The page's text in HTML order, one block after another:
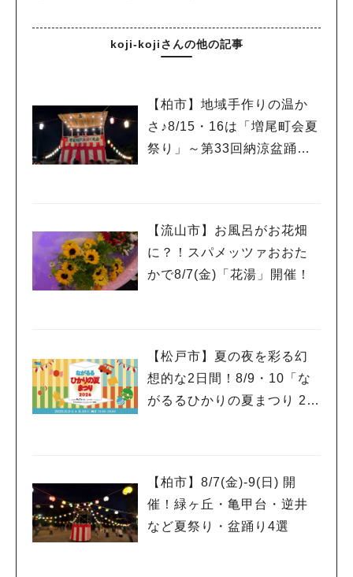
koji-kojiさんの他の記事
【柏市】地域手作りの温か
さ♪8/15・16は「増尾町会夏
祭り」～第33回納涼盆踊り
【流山市】お風呂がお花畑
に？！スパメッツァおおた
かで8/7(金)「花湯」開催！
【松戸市】夏の夜を彩る幻
想的な2日間！8/9・10「な
がるるひかりの夏まつり 20
【柏市】8/7(金)‐9(日) 開
催！緑ヶ丘・亀甲台・逆井
など夏祭り・盆踊り4選